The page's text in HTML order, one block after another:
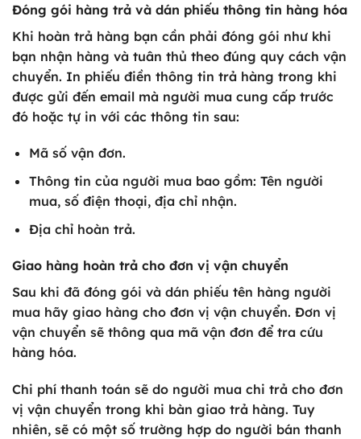
Đóng gói hàng trả và dán phiếu thông tin hàng hóa
Khi hoàn trả hàng bạn cần phải đóng gói như khi
bạn nhận hàng và tuân thủ theo đúng quy cách vận
chuyển. In phiếu điền thông tin trả hàng trong khi
được gửi đến email mà người mua cung cấp trước
đó hoặc tự in với các thông tin sau:
Mã số vận đơn.
Thông tin của người mua bao gồm: Tên người
mua, số điện thoại, địa chỉ nhận.
Địa chỉ hoàn trả.
Giao hàng hoàn trả cho đơn vị vận chuyển
Sau khi đã đóng gói và dán phiếu tên hàng người
mua hãy giao hàng cho đơn vị vận chuyển. Đơn vị
vận chuyển sẽ thông qua mã vận đơn để tra cứu
hàng hóa.
Chi phí thanh toán sẽ do người mua chi trả cho đơn
vị vận chuyển trong khi bàn giao trả hàng. Tuy
nhiên, sẽ có một số trường hợp do người bán thanh